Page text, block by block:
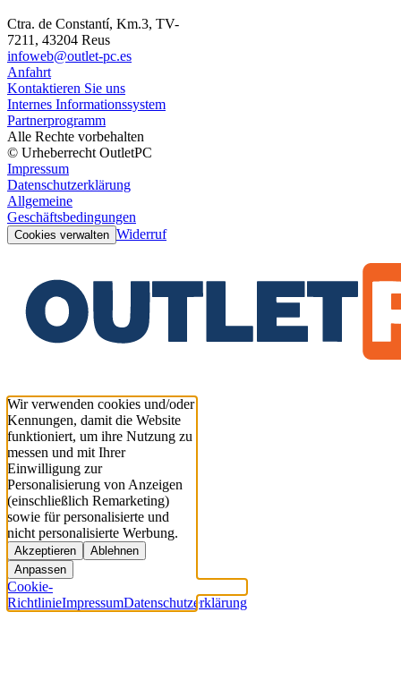
Ctra. de Constantí, Km.3, TV-
7211, 43204 Reus
infoweb@outlet-pc.es
Anfahrt
Kontaktieren Sie uns
Internes Informationssystem
Partnerprogramm
Alle Rechte vorbehalten
© Urheberrecht OutletPC
Impressum
Datenschutzerklärung
Allgemeine
Geschäftsbedingungen
Cookies verwalten Widerruf
Wir verwenden cookies und/oder
Kennungen, damit die Website
funktioniert, um ihre Nutzung zu
messen und mit Ihrer
Einwilligung zur
Personalisierung von Anzeigen
(einschließlich Remarketing)
sowie für personalisierte und
nicht personalisierte Werbung.
Akzeptieren
Ablehnen
Anpassen
Cookie-
RichtlinieImpressumDatenschutzerklärung